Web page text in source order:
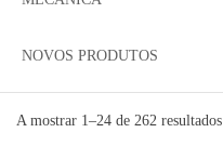
NOVOS PRODUTOS
A mostrar 1–24 de 262 resultados